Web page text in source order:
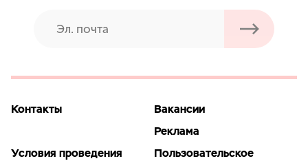
Контакты
Вакансии
Реклама
Условия проведения
Пользовательское